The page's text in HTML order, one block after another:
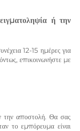
ή την
12-15 ημέρες για
επικοινωνήστε με
την αποστολή. Θα σας
το εμπόρευμα είναι